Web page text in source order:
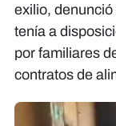
exilio,
tenía a
por familiares
contratos de